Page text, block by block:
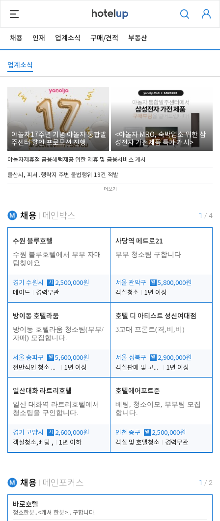
채용 인재 업계소식 구매/견적 부동산
업계소식
야놀자17주년 기념 야놀자 통합발
주센터 할인 프로모션 진행
<야놀자 MRO, 숙박업소 위한 삼
성전자 가전제품 특가 개시>
야놀자제휴점 금융혜택제공 위한 제휴 및 금융서비스 게시
울산시, 피서․행락지 주변 불법행위 19건 적발
더보기
채용 메인박스 1 / 4
수원 블루호텔
수원 블루호텔에서 부부 자매
팀찾아요
경기 수원시 시
2,500,000원
메이드
경력무관
사당역 메트로21
부부 청소팀 구합니다
서울 관악구 월 5,800,000원
객실청소
1년 이상
방이동 호텔라움
방이동 호텔라움 청소팀(부부/
자매) 모집합니다.
서울 송파구 월 5,600,000원
전반적인 청소 업무(객실청소.객실정리)
1년 이상
호텔 디 아티스트 성신여대점
3교대 프론트(격,비,비)
서울 성북구 월 2,900,000원
객실판매 및 고객응대
1년 이상
일산대화 라트리호텔
일산 대화역 라트리호텔에서
청소팀을 구인합니다.
경기 고양시 시
2,600,000원
객실청소,베팅 ,
1년 이하
호텔에어포트준
베팅, 청소이모, 부부팀 모집
합니다.
인천 중구 월 2,500,000원
객실 및 호텔청소
경력무관
채용 메인포커스 1 / 2
바로호텔
청소한분..<캐셔 한분>.. 구합니다.